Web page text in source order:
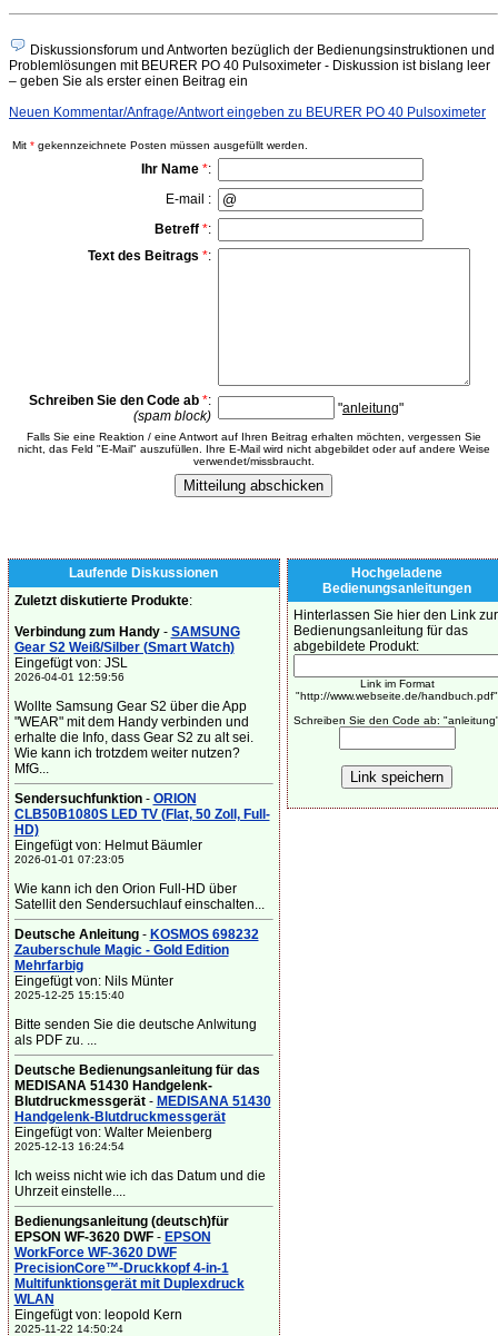
Diskussionsforum und Antworten bezüglich der Bedienungsinstruktionen und
Problemlösungen mit BEURER PO 40 Pulsoximeter - Diskussion ist bislang leer
– geben Sie als erster einen Beitrag ein
Neuen Kommentar/Anfrage/Antwort eingeben zu BEURER PO 40 Pulsoximeter
Mit * gekennzeichnete Posten müssen ausgefüllt werden.
Ihr Name *:
E-mail :
Betreff *:
Text des Beitrags *:
Schreiben Sie den Code ab *:
(spam block)
"anleitung"
Falls Sie eine Reaktion / eine Antwort auf Ihren Beitrag erhalten möchten, vergessen Sie
nicht, das Feld "E-Mail" auszufüllen. Ihre E-Mail wird nicht abgebildet oder auf andere Weise
verwendet/missbraucht.
Laufende Diskussionen
Zuletzt diskutierte Produkte:
Verbindung zum Handy- SAMSUNG
Gear S2 Weiß/Silber (Smart Watch)
Eingefügt von: JSL
2026-04-01 12:59:56
Wollte Samsung Gear S2 über die App
"WEAR" mit dem Handy verbinden und
erhalte die Info, dass Gear S2 zu alt sei.
Wie kann ich trotzdem weiter nutzen?
MfG...
Sendersuchfunktion- ORION
CLB50B1080S LED TV (Flat, 50 Zoll, Full-
HD)
Eingefügt von: Helmut Bäumler
2026-01-01 07:23:05
Wie kann ich den Orion Full-HD über
Satellit den Sendersuchlauf einschalten...
Deutsche Anleitung- KOSMOS 698232
Zauberschule Magic - Gold Edition
Mehrfarbig
Eingefügt von: Nils Münter
2025-12-25 15:15:40
Bitte senden Sie die deutsche Anlwitung
als PDF zu. ...
Deutsche Bedienungsanleitung für das
MEDISANA 51430 Handgelenk-
Blutdruckmessgerät- MEDISANA 51430
Handgelenk-Blutdruckmessgerät
Eingefügt von: Walter Meienberg
2025-12-13 16:24:54
Ich weiss nicht wie ich das Datum und die
Uhrzeit einstelle....
Bedienungsanleitung (deutsch)für
EPSON WF-3620 DWF- EPSON
WorkForce WF-3620 DWF
PrecisionCore™-Druckkopf 4-in-1
Multifunktionsgerät mit Duplexdruck
WLAN
Eingefügt von: leopold Kern
2025-11-22 14:50:24
Hochgeladene
Bedienungsanleitungen
Hinterlassen Sie hier den Link zur
Bedienungsanleitung für das
abgebildete Produkt:
Link im Format
"http://www.webseite.de/handbuch.pdf"
Schreiben Sie den Code ab: